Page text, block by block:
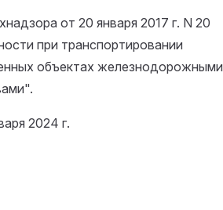
от 20 января 2017 г. N 20
при транспортировании
объектах железнодорожными
2024 г.